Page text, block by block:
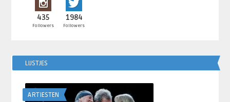
435
Followers
1984
Followers
LIJSTJES
ARTIESTEN